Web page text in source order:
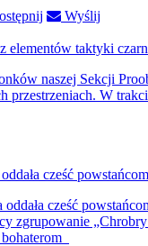
Wyślij
elementów taktyki
naszej Sekcji
przestrzeniach. W
cześć
oddała cześć
zgrupowanie